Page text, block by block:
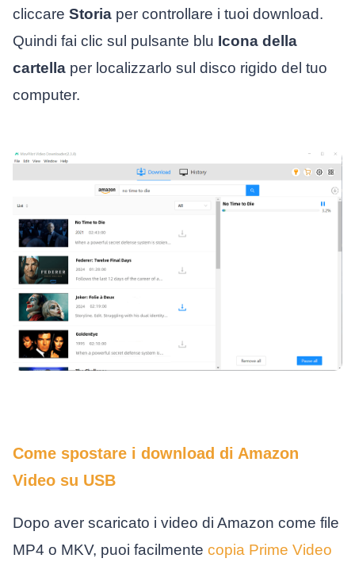
cliccare Storiaper controllare i tuoi download.
Quindi fai clic sul pulsante blu Icona della
cartellaper localizzarlo sul disco rigido del tuo
computer.
Come spostare i download di Amazon
Video su USB
Dopo aver scaricato i video di Amazon come file
MP4 o MKV, puoi facilmente copia Prime Video